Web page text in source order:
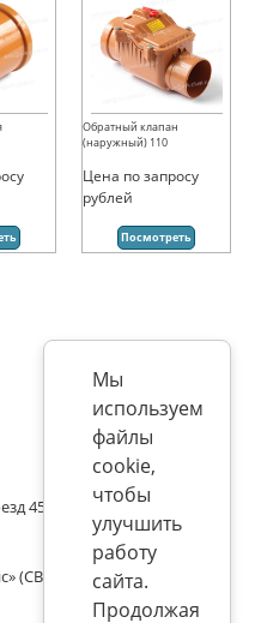
Обратный клапан
(наружный) 110
Цена по запросу
рублей
Посмотреть
4536 владение 8, стр.10
(СВК)
Мы
используем
файлы
cookie,
чтобы
улучшить
работу
сайта.
Продолжая